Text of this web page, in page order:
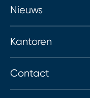
Nieuws
Kantoren
Contact